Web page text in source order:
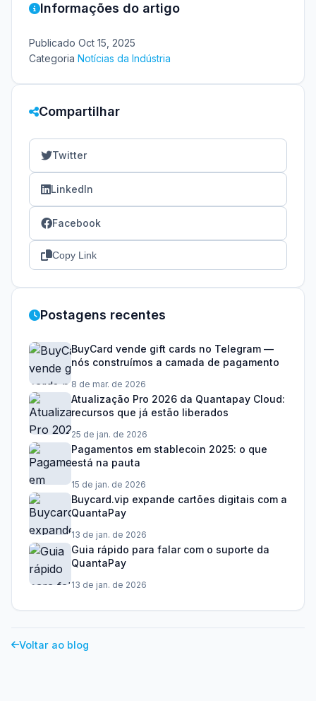
Informações do artigo
Publicado Oct 15, 2025
Categoria Notícias da Indústria
Compartilhar
Twitter
LinkedIn
Facebook
Copy Link
Postagens recentes
BuyCard vende gift cards no Telegram —
nós construímos a camada de pagamento
8 de mar. de 2026
Atualização Pro 2026 da Quantapay Cloud:
recursos que já estão liberados
25 de jan. de 2026
Pagamentos em stablecoin 2025: o que
está na pauta
15 de jan. de 2026
Buycard.vip expande cartões digitais com a
QuantaPay
13 de jan. de 2026
Guia rápido para falar com o suporte da
QuantaPay
13 de jan. de 2026
Voltar ao blog